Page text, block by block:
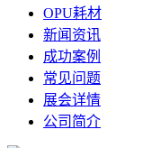
OPU耗材
新闻资讯
成功案例
常见问题
展会详情
公司简介